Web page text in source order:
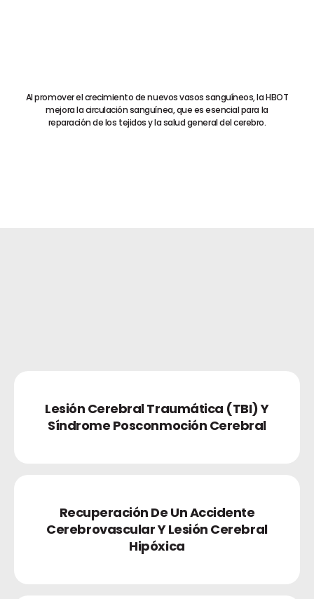
Al promover el crecimiento de nuevos vasos sanguíneos, la HBOT
mejora la circulación sanguínea, que es esencial para la
reparación de los tejidos y la salud general del cerebro.
Lesión Cerebral Traumática (TBI) Y
Síndrome Posconmoción Cerebral
Recuperación De Un Accidente
Cerebrovascular Y Lesión Cerebral
Hipóxica